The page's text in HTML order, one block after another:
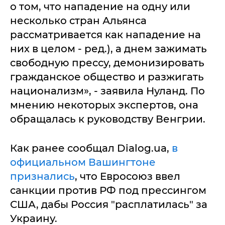
о том, что нападение на одну или
несколько стран Альянса
рассматривается как нападение на
них в целом - ред.), а днем зажимать
свободную прессу, демонизировать
гражданское общество и разжигать
национализм», - заявила Нуланд. По
мнению некоторых экспертов, она
обращалась к руководству Венгрии.
Как ранее сообщал Dialog.ua, в
официальном Вашингтоне
признались, что Евросоюз ввел
санкции против РФ под прессингом
США, дабы Россия "расплатилась" за
Украину.